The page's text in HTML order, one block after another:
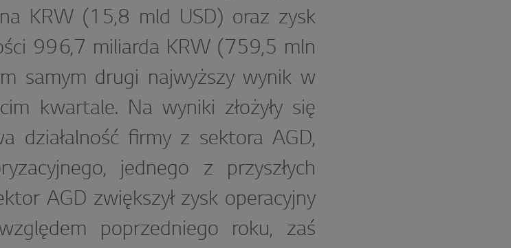
KRW (15,8 mld USD) oraz zysk
996,7 miliarda KRW (759,5 mln
samym drugi najwyższy wynik w
kwartale. Na wyniki złożyły się
działalność firmy z sektora AGD,
jednego z przyszłych
AGD zwiększył zysk operacyjny
poprzedniego roku, zaś